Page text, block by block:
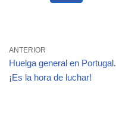
ANTERIOR
Huelga general en Portugal.
¡Es la hora de luchar!